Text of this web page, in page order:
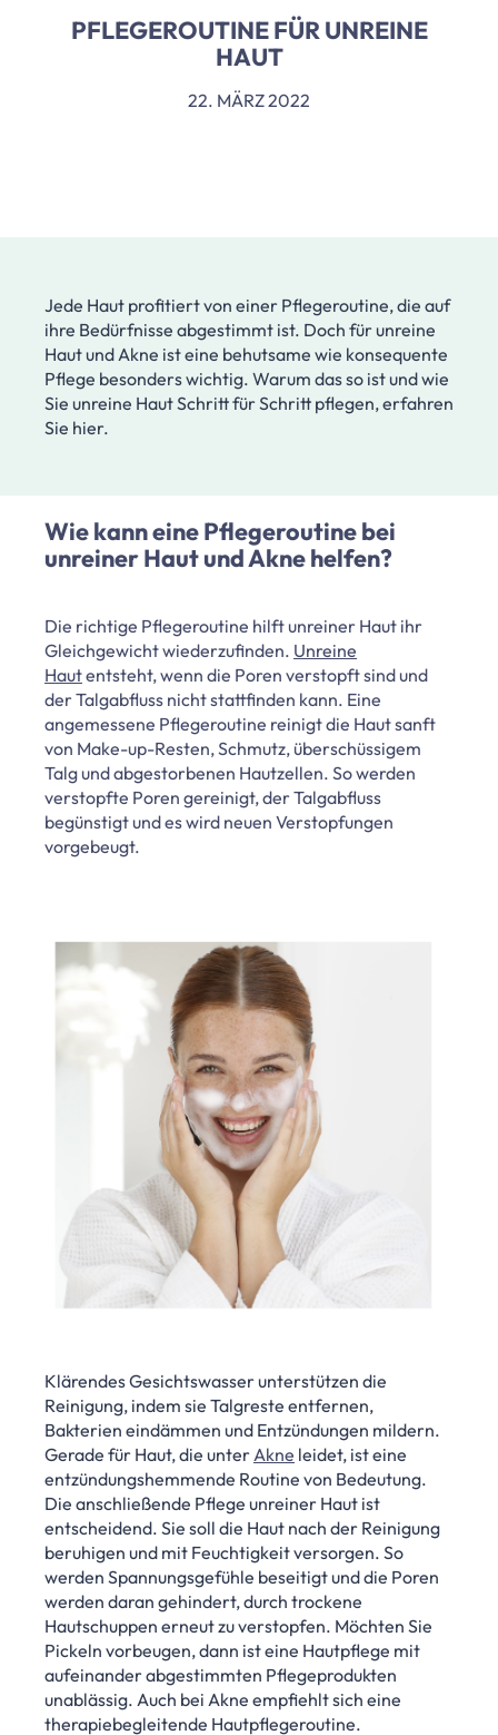
PFLEGEROUTINE FÜR UNREINE
HAUT
22. MÄRZ 2022
Jede Haut profitiert von einer Pflegeroutine, die auf
ihre Bedürfnisse abgestimmt ist. Doch für unreine
Haut und Akne ist eine behutsame wie konsequente
Pflege besonders wichtig. Warum das so ist und wie
Sie unreine Haut Schritt für Schritt pflegen, erfahren
Sie hier.
Wie kann eine Pflegeroutine bei
unreiner Haut und Akne helfen?
Die richtige Pflegeroutine hilft unreiner Haut ihr
Gleichgewicht wiederzufinden. Unreine
Hautentsteht, wenn die Poren verstopft sind und
der Talgabfluss nicht stattfinden kann. Eine
angemessene Pflegeroutine reinigt die Haut sanft
von Make-up-Resten, Schmutz, überschüssigem
Talg und abgestorbenen Hautzellen. So werden
verstopfte Poren gereinigt, der Talgabfluss
begünstigt und es wird neuen Verstopfungen
vorgebeugt.
Klärendes Gesichtswasser unterstützen die
Reinigung, indem sie Talgreste entfernen,
Bakterien eindämmen und Entzündungen mildern.
Gerade für Haut, die unter Akne leidet, ist eine
entzündungshemmende Routine von Bedeutung.
Die anschließende Pflege unreiner Haut ist
entscheidend. Sie soll die Haut nach der Reinigung
beruhigen und mit Feuchtigkeit versorgen. So
werden Spannungsgefühle beseitigt und die Poren
werden daran gehindert, durch trockene
Hautschuppen erneut zu verstopfen. Möchten Sie
Pickeln vorbeugen, dann ist eine Hautpflege mit
aufeinander abgestimmten Pflegeprodukten
unablässig. Auch bei Akne empfiehlt sich eine
therapiebegleitende Hautpflegeroutine.